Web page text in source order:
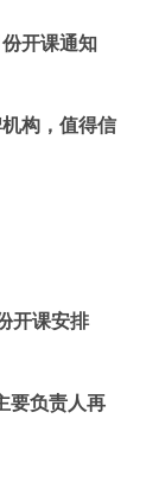
开课通知
构，值得信
开课安排
要负责人再